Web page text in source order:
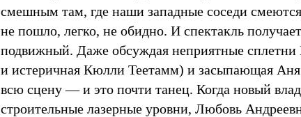
смешным там, где наши западные соседи
не пошло, легко, не обидно. И спектакль
подвижный. Даже обсуждая неприятные сплетни
и истеричная Кюлли Теетамм) и засыпающая
всю сцену — и это почти танец. Когда новый
строительные лазерные уровни, Любовь